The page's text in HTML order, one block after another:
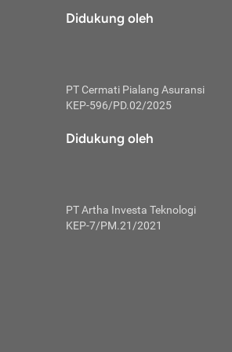
tidak
skor
Mulai
kembali ideal.
utang
Didukung oleh
PT Cermati Pialang Asuransi
KEP-596/PD.02/2025
Didukung oleh
PT Artha Investa Teknologi
KEP-7/PM.21/2021